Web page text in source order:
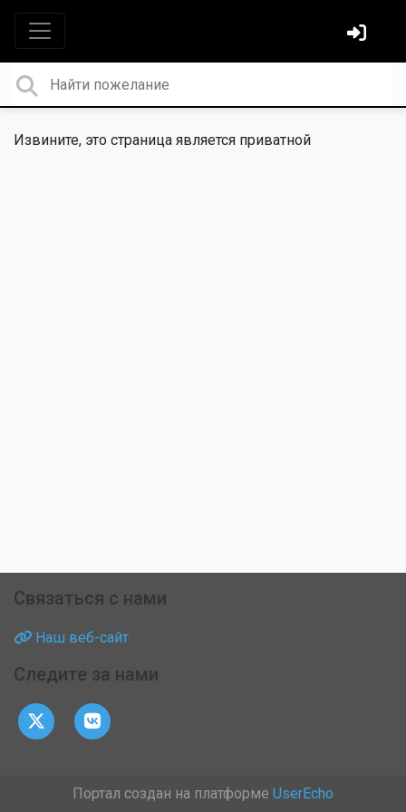
Извините, это страница является приватной
Связаться с нами
Наш веб-сайт
Следите за нами
Портал создан на платформе UserEcho